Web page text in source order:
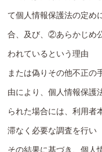
て個人情報保護法の定め
合、及び、②あらかじめ
われているという理由
または偽りその他不正の
由により、個人情報保護
られた場合には、利用者
滞なく必要な調査を行い
その結果に基づき、個人